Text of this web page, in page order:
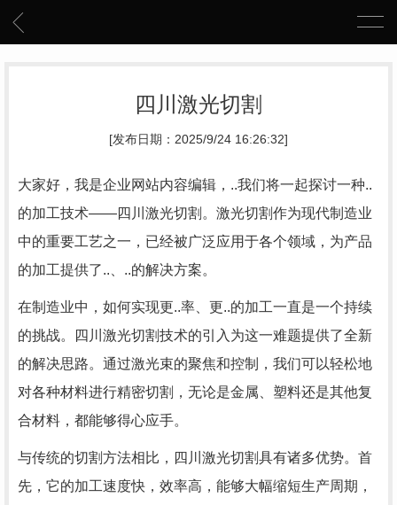
四川激光切割
[发布日期：2025/9/24 16:26:32]
大家好，我是企业网站内容编辑，..我们将一起探讨一种..
的加工技术——四川激光切割。激光切割作为现代制造业
中的重要工艺之一，已经被广泛应用于各个领域，为产品
的加工提供了..、..的解决方案。
在制造业中，如何实现更..率、更..的加工一直是一个持续
的挑战。四川激光切割技术的引入为这一难题提供了全新
的解决思路。通过激光束的聚焦和控制，我们可以轻松地
对各种材料进行精密切割，无论是金属、塑料还是其他复
合材料，都能够得心应手。
与传统的切割方法相比，四川激光切割具有诸多优势。首
先，它的加工速度快，效率高，能够大幅缩短生产周期，